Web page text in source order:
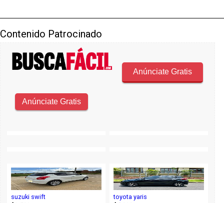
Contenido Patrocinado
suzuki swift
toyota yaris